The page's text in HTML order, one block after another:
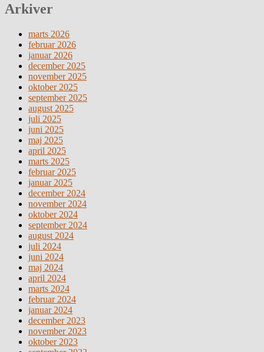
Arkiver
marts 2026
februar 2026
januar 2026
december 2025
november 2025
oktober 2025
september 2025
august 2025
juli 2025
juni 2025
maj 2025
april 2025
marts 2025
februar 2025
januar 2025
december 2024
november 2024
oktober 2024
september 2024
august 2024
juli 2024
juni 2024
maj 2024
april 2024
marts 2024
februar 2024
januar 2024
december 2023
november 2023
oktober 2023